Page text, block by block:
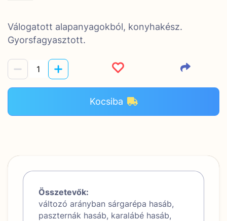
Válogatott alapanyagokból, konyhakész.
Gyorsfagyasztott.
Kocsiba
Összetevők:
változó arányban sárgarépa hasáb,
paszternák hasáb, karalábé hasáb,